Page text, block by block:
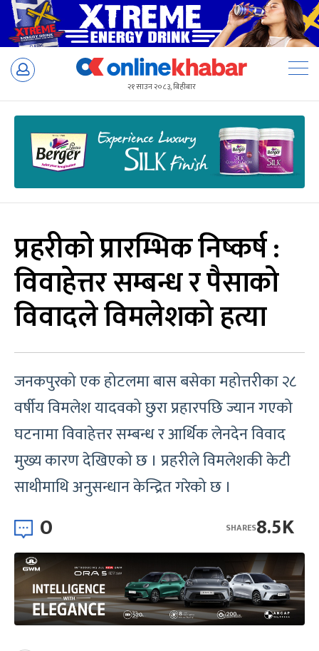
Skip
२१ साउन २०८३, बिहीबार
प्रहरीको प्रारम्भिक निष्कर्ष :
विवाहेत्तर सम्बन्ध र पैसाको
विवादले विमलेशको हत्या
जनकपुरको एक होटलमा बास बसेका महोत्तरीका २८
वर्षीय विमलेश यादवको छुरा प्रहारपछि ज्यान गएको
घटनामा विवाहेत्तर सम्बन्ध र आर्थिक लेनदेन विवाद
मुख्य कारण देखिएको छ । प्रहरीले विमलेशकी केटी
साथीमाथि अनुसन्धान केन्द्रित गरेको छ ।
0 8.5K
SHARES